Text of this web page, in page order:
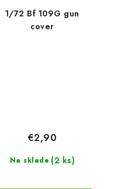
1/72 Bf 109G gun
cover
Na sklade (2 ks)
€2,90